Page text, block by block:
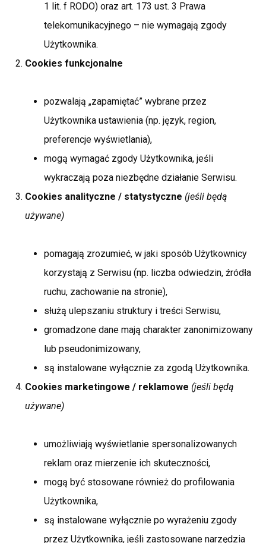
1 lit. f RODO) oraz art. 173 ust. 3 Prawa
telekomunikacyjnego – nie wymagają zgody
Użytkownika.
Cookies funkcjonalne
pozwalają „zapamiętać” wybrane przez
Użytkownika ustawienia (np. język, region,
preferencje wyświetlania),
mogą wymagać zgody Użytkownika, jeśli
wykraczają poza niezbędne działanie Serwisu.
Cookies analityczne / statystyczne (jeśli będą
używane)
pomagają zrozumieć, w jaki sposób Użytkownicy
korzystają z Serwisu (np. liczba odwiedzin, źródła
ruchu, zachowanie na stronie),
służą ulepszaniu struktury i treści Serwisu,
gromadzone dane mają charakter zanonimizowany
lub pseudonimizowany,
są instalowane wyłącznie za zgodą Użytkownika.
Cookies marketingowe / reklamowe (jeśli będą
używane)
umożliwiają wyświetlanie spersonalizowanych
reklam oraz mierzenie ich skuteczności,
mogą być stosowane również do profilowania
Użytkownika,
są instalowane wyłącznie po wyrażeniu zgody
przez Użytkownika, jeśli zastosowane narzędzia